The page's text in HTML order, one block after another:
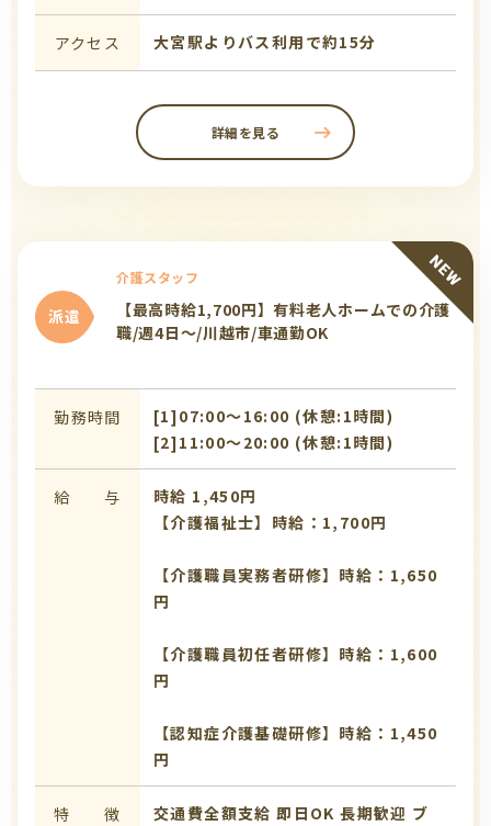
アクセス 大宮駅よりバス利用で約15分
詳細を見る
派遣
介護スタッフ
【最高時給1,700円】有料老人ホームでの介護
職/週4日～/川越市/車通勤OK
勤務時間
[1]07:00〜16:00 (休憩:1時間)
[2]11:00〜20:00 (休憩:1時間)
給 与
時給 1,450円
【介護福祉士】時給：1,700円
【介護職員実務者研修】時給：1,650
円
【介護職員初任者研修】時給：1,600
円
【認知症介護基礎研修】時給：1,450
円
特 徴 交通費全額支給 即日OK 長期歓迎 ブ